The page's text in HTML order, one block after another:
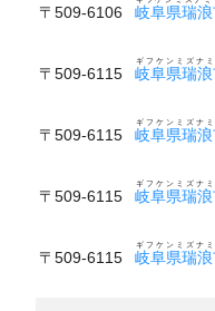
〒509-6106 岐阜県瑞
〒509-6115 岐阜県瑞浪
ギフケンミズナ
〒509-6115 岐阜県瑞
ギフケンミズナ
〒509-6115 岐阜県瑞
ギフケンミズナ
〒509-6115 岐阜県瑞
ギフケンミズナ